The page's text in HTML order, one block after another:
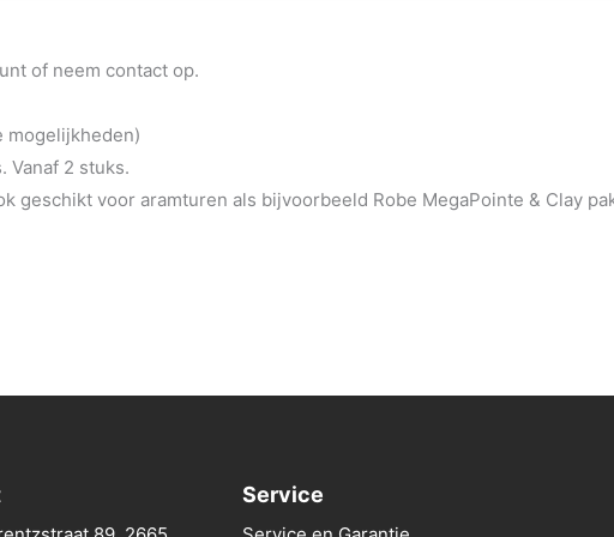
of neem contact op.
mogelijkheden)
Vanaf 2 stuks.
geschikt voor aramturen als bijvoorbeeld Robe MegaPointe & Clay
Service